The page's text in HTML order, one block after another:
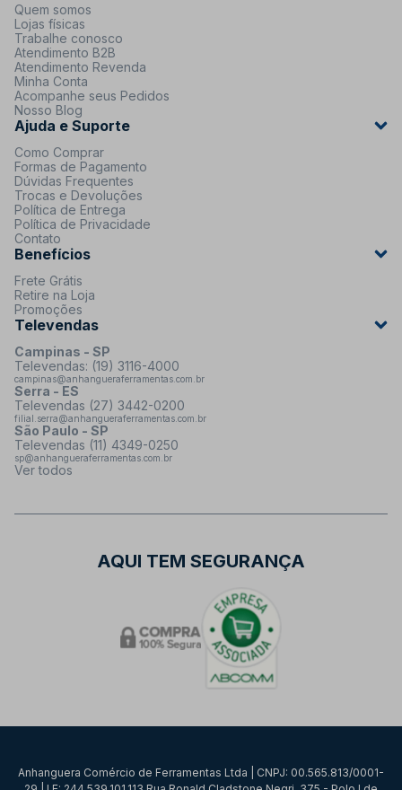
Quem somos
Lojas físicas
Trabalhe conosco
Atendimento B2B
Atendimento Revenda
Minha Conta
Acompanhe seus Pedidos
Nosso Blog
Ajuda e Suporte
Como Comprar
Formas de Pagamento
Dúvidas Frequentes
Trocas e Devoluções
Política de Entrega
Política de Privacidade
Contato
Benefícios
Frete Grátis
Retire na Loja
Promoções
Televendas
Campinas - SP
Televendas: (19) 3116-4000
campinas@anhangueraferramentas.com.br
Serra - ES
Televendas (27) 3442-0200
filial.serra@anhangueraferramentas.com.br
São Paulo - SP
Televendas (11) 4349-0250
sp@anhangueraferramentas.com.br
Ver todos
AQUI TEM SEGURANÇA
Anhanguera Comércio de Ferramentas Ltda | CNPJ: 00.565.813/0001-